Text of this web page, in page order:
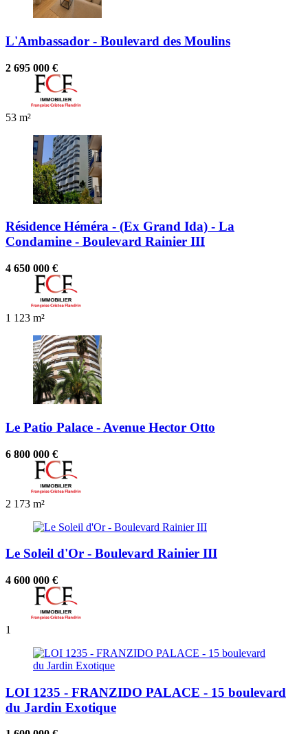
L'Ambassador - Boulevard des Moulins
2 695 000 €
53 m²
Résidence Héméra - (Ex Grand Ida) - La
Condamine - Boulevard Rainier III
4 650 000 €
1 123 m²
Le Patio Palace - Avenue Hector Otto
6 800 000 €
2 173 m²
Le Soleil d'Or - Boulevard Rainier III
4 600 000 €
1
LOI 1235 - FRANZIDO PALACE - 15 boulevard
du Jardin Exotique